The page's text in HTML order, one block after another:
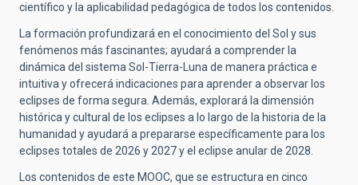
científico y la aplicabilidad pedagógica de todos los contenidos.
La formación profundizará en el conocimiento del Sol y sus
fenómenos más fascinantes; ayudará a comprender la
dinámica del sistema Sol-Tierra-Luna de manera práctica e
intuitiva y ofrecerá indicaciones para aprender a observar los
eclipses de forma segura. Además, explorará la dimensión
histórica y cultural de los eclipses a lo largo de la historia de la
humanidad y ayudará a prepararse específicamente para los
eclipses totales de 2026 y 2027 y el eclipse anular de 2028.
Los contenidos de este MOOC, que se estructura en cinco